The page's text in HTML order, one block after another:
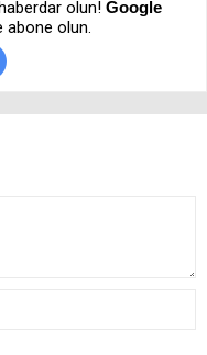
olun! Google
abone olun.